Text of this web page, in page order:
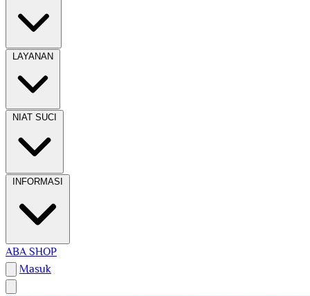
LAYANAN
NIAT SUCI
INFORMASI
ABA SHOP
Masuk